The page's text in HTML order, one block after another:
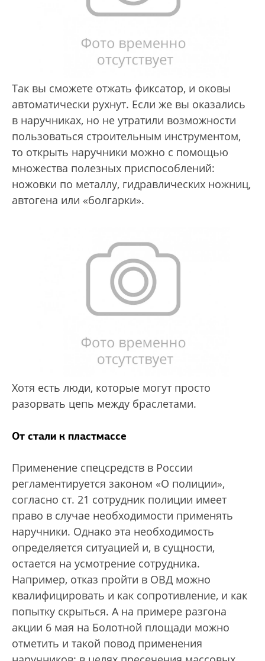
Так вы сможете отжать фиксатор, и оковы
автоматически рухнут. Если же вы оказались
в наручниках, но не утратили возможности
пользоваться строительным инструментом,
то открыть наручники можно с помощью
множества полезных приспособлений:
ножовки по металлу, гидравлических ножниц,
автогена или «болгарки».
Хотя есть люди, которые могут просто
разорвать цепь между браслетами.
От стали к пластмассе
Применение спецсредств в России
регламентируется законом «О полиции»,
согласно ст. 21 сотрудник полиции имеет
право в случае необходимости применять
наручники. Однако эта необходимость
определяется ситуацией и, в сущности,
остается на усмотрение сотрудника.
Например, отказ пройти в ОВД можно
квалифицировать и как сопротивление, и как
попытку скрыться. А на примере разгона
акции 6 мая на Болотной площади можно
отметить и такой повод применения